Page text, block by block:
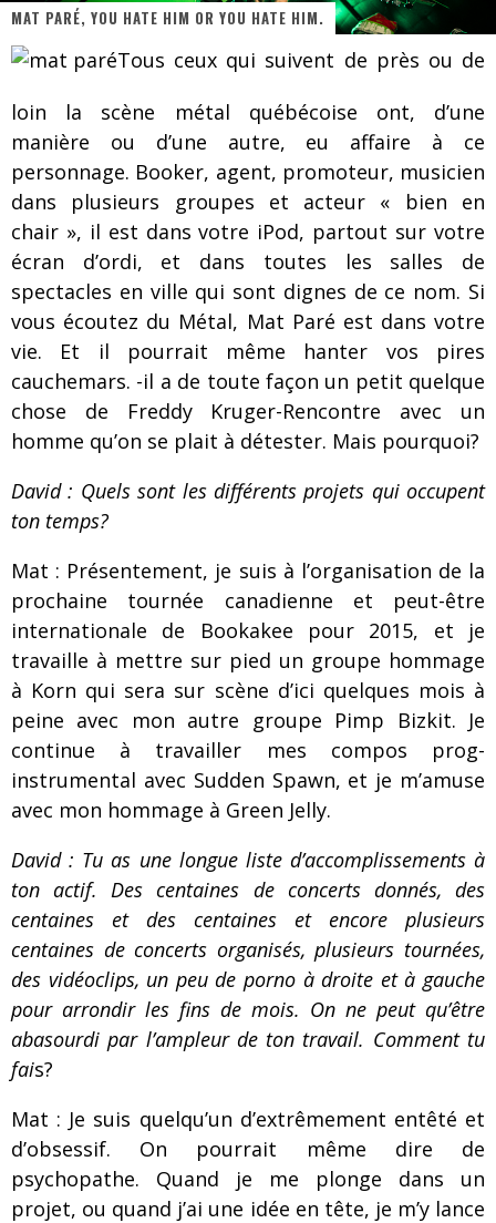
On va se le dire, Sword est de retour
La compil’ Zoo de Slam Disques est de retour
Les rêves sont faits pour être réalisés
Death Note Silence - Collide and Collapse
Énorme succès pour Muse et ses shows au Québec
Muse au Centre Vidéotron de Québec
MAT PARÉ, YOU HATE HIM OR YOU HATE HIM.
Tous ceux qui suivent de près ou de
loin la scène métal québécoise ont, d’une
manière ou d’une autre, eu affaire à ce
personnage. Booker, agent, promoteur, musicien
dans plusieurs groupes et acteur « bien en
chair », il est dans votre iPod, partout sur votre
écran d’ordi, et dans toutes les salles de
spectacles en ville qui sont dignes de ce nom. Si
vous écoutez du Métal, Mat Paré est dans votre
vie. Et il pourrait même hanter vos pires
cauchemars. -il a de toute façon un petit quelque
chose de Freddy Kruger-Rencontre avec un
homme qu’on se plait à détester. Mais pourquoi?
David : Quels sont les différents projets qui occupent
ton temps?
Mat : Présentement, je suis à l’organisation de la
prochaine tournée canadienne et peut-être
internationale de Bookakee pour 2015, et je
travaille à mettre sur pied un groupe hommage
à Korn qui sera sur scène d’ici quelques mois à
peine avec mon autre groupe Pimp Bizkit. Je
continue à travailler mes compos prog-
instrumental avec Sudden Spawn, et je m’amuse
avec mon hommage à Green Jelly.
David : Tu as une longue liste d’accomplissements à
ton actif. Des centaines de concerts donnés, des
centaines et des centaines et encore plusieurs
centaines de concerts organisés, plusieurs tournées,
des vidéoclips, un peu de porno à droite et à gauche
pour arrondir les fins de mois. On ne peut qu’être
abasourdi par l’ampleur de ton travail. Comment tu
fais?
Mat : Je suis quelqu’un d’extrêmement entêté et
d’obsessif. On pourrait même dire de
psychopathe. Quand je me plonge dans un
projet, ou quand j’ai une idée en tête, je m’y lance